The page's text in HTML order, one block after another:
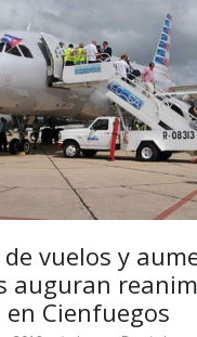
de vuelos y
auguran
Cienfuegos